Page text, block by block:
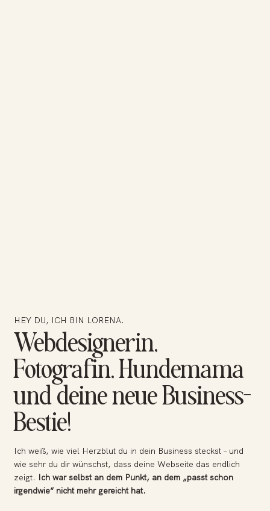
HEY DU, ICH BIN LORENA.
Webdesignerin,
Fotografin, Hundemama
und deine neue Business-
Bestie!
Ich weiß, wie viel Herzblut du in dein Business steckst – und
wie sehr du dir wünschst, dass deine Webseite das endlich
zeigt. Ich war selbst an dem Punkt, an dem „passt schon
irgendwie“ nicht mehr gereicht hat.